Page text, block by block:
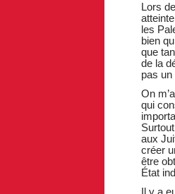
Lors
les
bien
que
de la
pas
On
qui
aux
créer
être
État
Il y a